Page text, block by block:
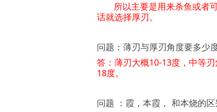
所以主要是用来杀鱼或者可
话就选择厚刃。
问题： 薄刃与厚刃角度要多少
答： 薄刃大概10-13度，中等
18度。
问题 ：霞，本霞， 和本烧的